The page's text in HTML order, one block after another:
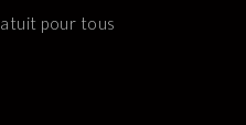
pour tous